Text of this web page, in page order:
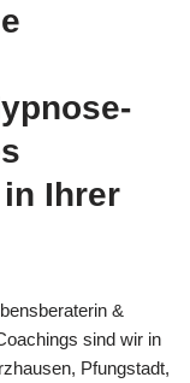
Ihrer
&
sind wir in
Pfungstadt,